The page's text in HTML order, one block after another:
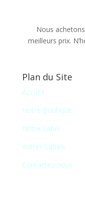
Nous
meilleurs prix.
Plan du Site
Accueil
Notre Boutique
Notre Label
Autres Labels
Contactez-nous